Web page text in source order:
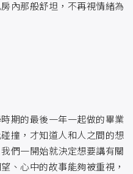
內那般舒坦，不再視情緒為
期的最後一年一起做的畢業
撞，才知道人和人之間的想
們一開始就決定想要講有關
、心中的故事能夠被重視，